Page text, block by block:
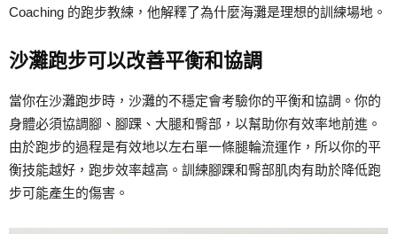
Coaching 的跑步教練，他解釋了為什麼海灘是理想的訓練場地。
沙灘跑步可以改善平衡和協調
當你在沙灘跑步時，沙灘的不穩定會考驗你的平衡和協調。你的
身體必須協調腳、腳踝、大腿和臀部，以幫助你有效率地前進。
由於跑步的過程是有效地以左右單一條腿輪流運作，所以你的平
衡技能越好，跑步效率越高。訓練腳踝和臀部肌肉有助於降低跑
步可能產生的傷害。